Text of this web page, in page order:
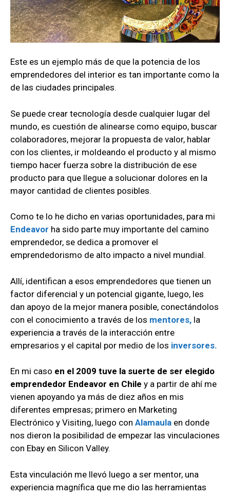
Este es un ejemplo más de que la potencia de los
emprendedores del interior es tan importante como la
de las ciudades principales.
Se puede crear tecnología desde cualquier lugar del
mundo, es cuestión de alinearse como equipo, buscar
colaboradores, mejorar la propuesta de valor, hablar
con los clientes, ir moldeando el producto y al mismo
tiempo hacer fuerza sobre la distribución de ese
producto para que llegue a solucionar dolores en la
mayor cantidad de clientes posibles.
Como te lo he dicho en varias oportunidades, para mi
Endeavor ha sido parte muy importante del camino
emprendedor, se dedica a promover el
emprendedorismo de alto impacto a nivel mundial.
Allí, identifican a esos emprendedores que tienen un
factor diferencial y un potencial gigante, luego, les
dan apoyo de la mejor manera posible, conectándolos
con el conocimiento a través de los mentores, la
experiencia a través de la interacción entre
empresarios y el capital por medio de los inversores.
En mi caso en el 2009 tuve la suerte de ser elegido
emprendedor Endeavor en Chile y a partir de ahí me
vienen apoyando ya más de diez años en mis
diferentes empresas; primero en Marketing
Electrónico y Visiting, luego con Alamaula en donde
nos dieron la posibilidad de empezar las vinculaciones
con Ebay en Silicon Valley.
Esta vinculación me llevó luego a ser mentor, una
experiencia magnífica que me dio las herramientas